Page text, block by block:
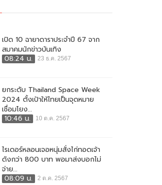
เปิด 10 ฉายาดาราประจำปี 67 จาก
สมาคมนักข่าวบันเทิง
08:24 น.
23 ธ.ค. 2567
ยกระดับ Thailand Space Week
2024 ตั้งเป้าให้ไทยเป็นจุดหมาย
เชื่อมโยง...
10:46 น.
10 ต.ค. 2567
ไรเดอร์หลอนเจอหนุ่มสั่งไก่ทอดเจ้า
ดังกว่า 800 บาท พอมาส่งบอกไม่
จ่าย...
08:09 น.
2 ต.ค. 2567